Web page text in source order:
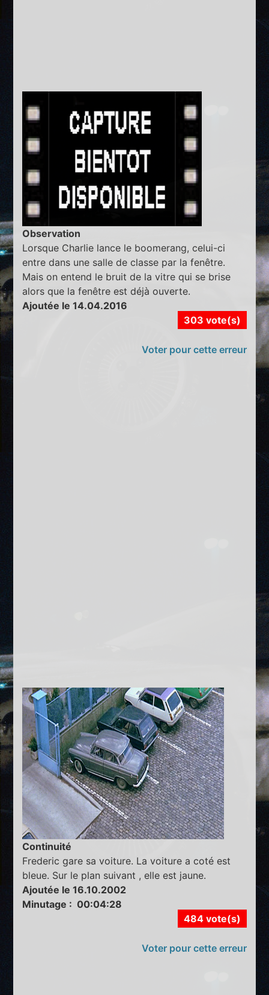
Observation
Lorsque Charlie lance le boomerang, celui-ci
entre dans une salle de classe par la fenêtre.
Mais on entend le bruit de la vitre qui se brise
alors que la fenêtre est déjà ouverte.
Ajoutée le 14.04.2016
303 vote(s)
Voter pour cette erreur
Continuité
Frederic gare sa voiture. La voiture a coté est
bleue. Sur le plan suivant , elle est jaune.
Ajoutée le 16.10.2002
Minutage : 00:04:28
484 vote(s)
Voter pour cette erreur